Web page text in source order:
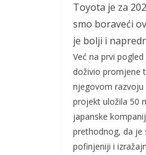
Toyota je za
smo boraveći
je bolji i
Već na prvi
doživio promjene
njegovom razvoju
projekt uložila 50
japanske
prethodnog, da je
pofinjeniji i